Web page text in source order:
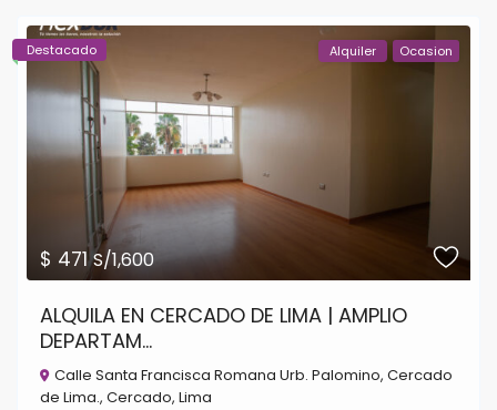
$ 471S/1,600
Alquiler Ocasion
Destacado
ALQUILA EN CERCADO DE LIMA | AMPLIO
DEPARTAM...
Calle Santa Francisca Romana Urb. Palomino, Cercado
de Lima.,Cercado,Lima